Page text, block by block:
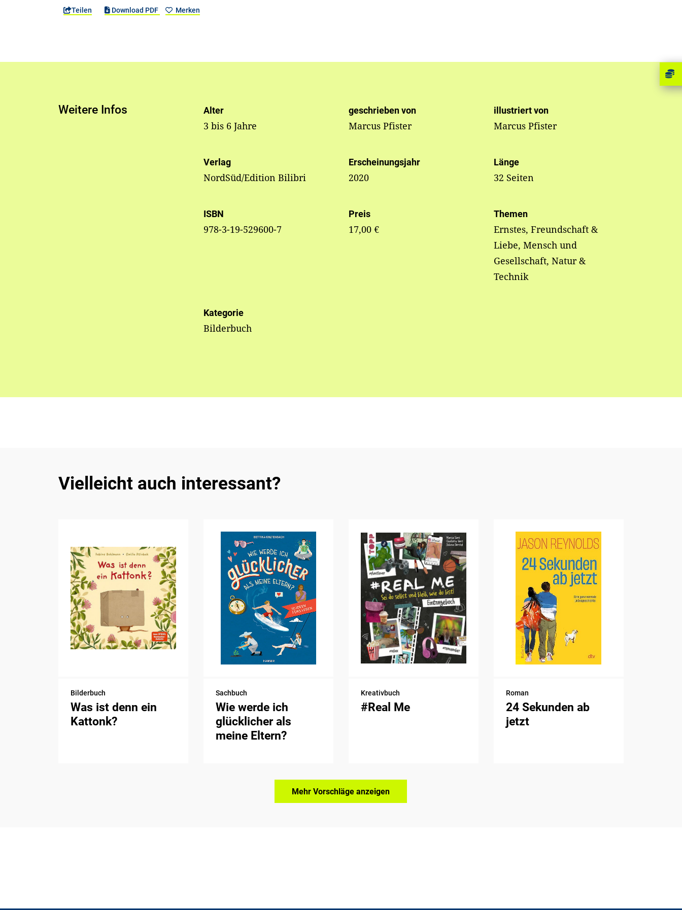
Teilen Download PDF Merken
Weitere Infos Alter
3 bis 6 Jahre
geschrieben von
Marcus Pfister
illustriert von
Marcus Pfister
Verlag
NordSüd/Edition Bilibri
Erscheinungsjahr
2020
Länge
32 Seiten
ISBN
978-3-19-529600-7
Preis
17,00 €
Themen
Ernstes, Freundschaft &
Liebe, Mensch und
Gesellschaft, Natur &
Technik
Kategorie
Bilderbuch
Vielleicht auch interessant?
Bilderbuch
Was ist denn ein
Kattonk?
Sachbuch
Wie werde ich
glücklicher als
meine Eltern?
Kreativbuch
#Real Me
Roman
24 Sekunden ab
jetzt
Mehr Vorschläge anzeigen